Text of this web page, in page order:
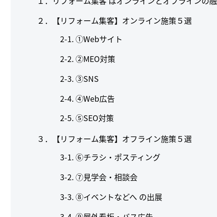
２．【リフォーム集客】オンライン施策５選
①Webサイト
②MEO対策
③SNS
④Web広告
⑤SEO対策
３．【リフォーム集客】オフライン施策５選
⑥チラシ・ポスティング
⑦見学会・相談会
⑧イベントなどへ の出展